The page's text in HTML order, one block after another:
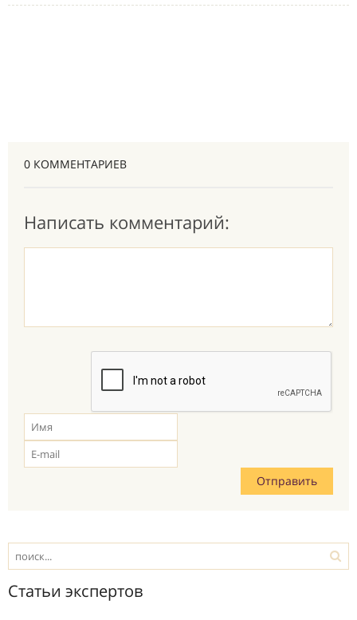
0 КОММЕНТАРИЕВ
Написать комментарий:
Статьи экспертов